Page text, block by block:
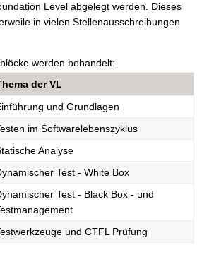
Level abgelegt werden. Dieses
in vielen Stellenausschreibungen
werden behandelt:
der VL
und Grundlagen
im Softwarelebenszyklus
Analyse
Test - White Box
Test - Black Box - und
und CTFL Prüfung